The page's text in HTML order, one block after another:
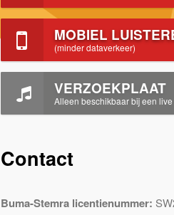
MOBIEL
(minder dataverkeer)
VERZOEKPLAAT
Alleen beschikbaar bij een live
Contact
Buma-Stemra licentienummer: